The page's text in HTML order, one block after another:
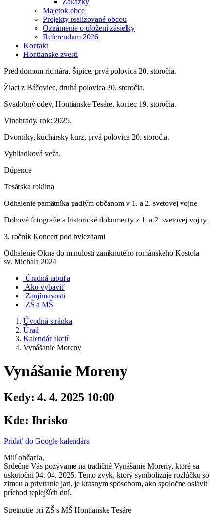
Zákazky
Majetok obce
Projekty realizované obcou
Oznámenie o uložení zásielky
Referendum 2026
Kontakt
Hontianske zvesti
Pred domom richtára, Šipice, prvá polovica 20. storočia.
Žiaci z Báčoviec, druhá polovica 20. storočia.
Svadobný odev, Hontianske Tesáre, koniec 19. storočia.
Vinohrady, rok: 2025.
Dvorníky, kuchársky kurz, prvá polovica 20. storočia.
Vyhliadková veža.
Dúpence
Tesárska roklina
Odhalenie pamätníka padlým občanom v 1. a 2. svetovej vojne
Dobové fotografie a historické dokumenty z 1. a 2. svetovej vojny.
3. ročník Koncert pod hviezdami
Odhalenie Okna do minulosti zaniknutého románskeho Kostola
sv. Michala 2024
Úradná tabuľa
Ako vybaviť
Zaujímavosti
ZŠ a MŠ
Úvodná stránka
Úrad
Kalendár akcií
Vynášanie Moreny
Vynášanie Moreny
Kedy: 4. 4. 2025 10:00
Kde: Ihrisko
Pridať do Google kalendára
Milí občania,
Srdečne Vás pozývame na tradičné Vynášanie Moreny, ktoré sa
uskutoční 04. 04. 2025. Tento zvyk, ktorý symbolizuje rozlúčku so
zimou a privítanie jari, je krásnym spôsobom, ako spoločne osláviť
príchod teplejších dní.
Stretnutie pri ZŠ s MŠ Hontianske Tesáre